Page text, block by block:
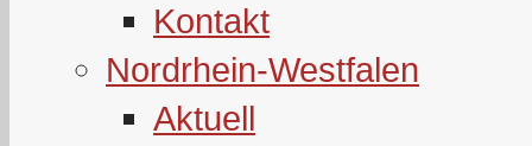
Kontakt
Nordrhein-Westfalen
Aktuell